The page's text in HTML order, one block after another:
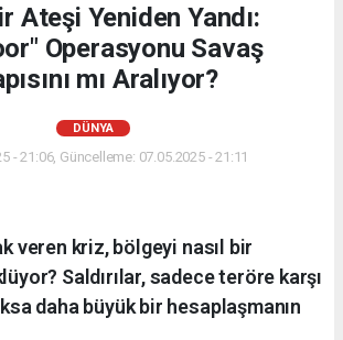
Ateşi Yeniden Yandı:
Operasyonu Savaş
mı Aralıyor?
DÜNYA
- 21:06, Güncelleme: 07.05.2025 - 21:11
veren kriz, bölgeyi nasıl bir
Saldırılar, sadece teröre karşı
daha büyük bir hesaplaşmanın